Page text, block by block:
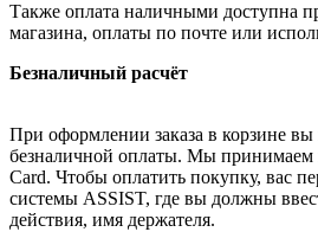
Также оплата наличными доступна
магазина, оплаты по почте или
Безналичный расчёт
При оформлении заказа в корзине
безналичной оплаты. Мы принимаем
Card. Чтобы оплатить покупку, вас
системы ASSIST, где вы должны
действия, имя держателя.